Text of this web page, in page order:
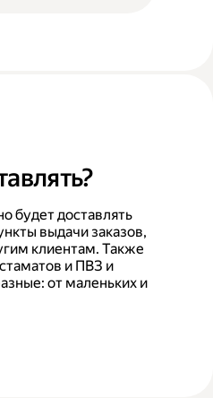
будет доставлять
выдачи заказов,
клиентам. Также
и ПВЗ и
от маленьких и